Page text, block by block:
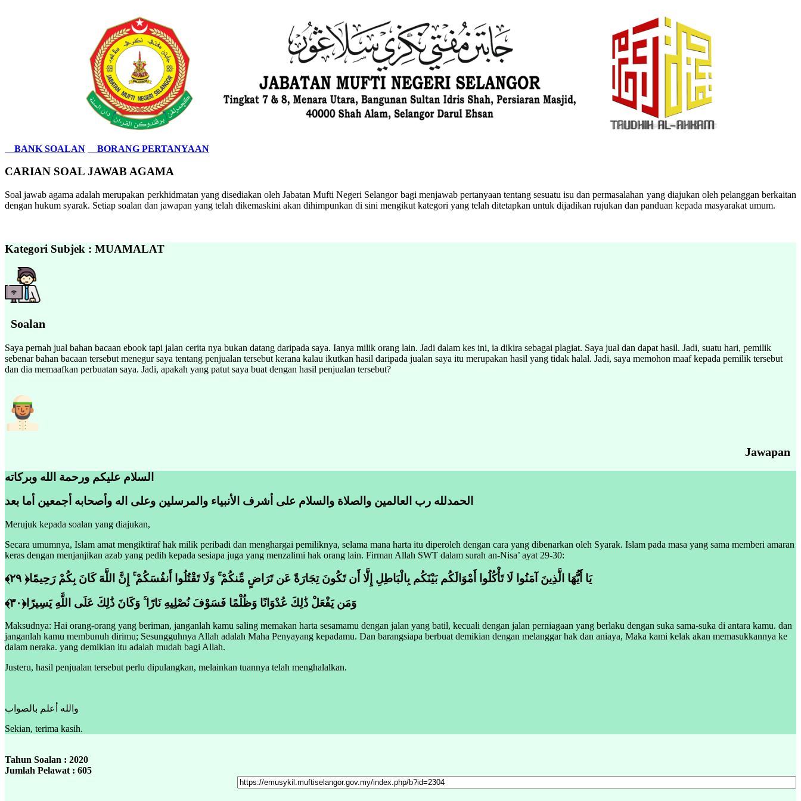
BANK SOALAN BORANG PERTANYAAN
CARIAN SOAL JAWAB AGAMA
Soal jawab agama adalah merupakan perkhidmatan yang disediakan oleh Jabatan Mufti Negeri Selangor bagi menjawab pertanyaan tentang sesuatu isu dan permasalahan yang diajukan oleh pelanggan berkaitan
dengan hukum syarak. Setiap soalan dan jawapan yang telah dikemaskini akan dihimpunkan di sini mengikut kategori yang telah ditetapkan untuk dijadikan rujukan dan panduan kepada masyarakat umum.
Kategori Subjek : MUAMALAT
Soalan
Saya pernah jual bahan bacaan ebook tapi jalan cerita nya bukan datang daripada saya. Ianya milik orang lain. Jadi dalam kes ini, ia dikira sebagai plagiat. Saya jual dan dapat hasil. Jadi, suatu hari, pemilik
sebenar bahan bacaan tersebut menegur saya tentang penjualan tersebut kerana kalau ikutkan hasil daripada jualan saya itu merupakan hasil yang tidak halal. Jadi, saya memohon maaf kepada pemilik tersebut
dan dia memaafkan perbuatan saya. Jadi, apakah yang patut saya buat dengan hasil penjualan tersebut?
Jawapan
السلام عليكم ورحمة الله وبركاته
الحمدلله رب العالمين والصلاة والسلام على أشرف الأنبياء والمرسلين وعلى اله وأصحابه أجمعين أما بعد
Merujuk kepada soalan yang diajukan,
Secara umumnya, Islam amat mengiktiraf hak milik peribadi dan menghargai pemiliknya, selama mana harta itu diperoleh dengan cara yang dibenarkan oleh Syarak. Islam pada masa yang sama memberi amaran
keras dengan menjanjikan azab yang pedih kepada sesiapa juga yang menzalimi hak orang lain. Firman Allah SWT dalam surah an-Nisa’ ayat 29-30:
﴾٢٩ ‎﴿يَا أَيُّهَا الَّذِينَ آمَنُوا لَا تَأْكُلُوا أَمْوَالَكُم بَيْنَكُم بِالْبَاطِلِ إِلَّا أَن تَكُونَ تِجَارَةً عَن تَرَاضٍ مِّنكُمْ ۚ وَلَا تَقْتُلُوا أَنفُسَكُمْ ۚ إِنَّ اللَّهَ كَانَ بِكُمْ رَحِيمًا
﴾٣٠‎﴿وَمَن يَفْعَلْ ذَٰلِكَ عُدْوَانًا وَظُلْمًا فَسَوْفَ نُصْلِيهِ نَارًا ۚ وَكَانَ ذَٰلِكَ عَلَى اللَّهِ يَسِيرًا
Maksudnya: Hai orang-orang yang beriman, janganlah kamu saling memakan harta sesamamu dengan jalan yang batil, kecuali dengan jalan perniagaan yang berlaku dengan suka sama-suka di antara kamu. dan
janganlah kamu membunuh dirimu; Sesungguhnya Allah adalah Maha Penyayang kepadamu. Dan barangsiapa berbuat demikian dengan melanggar hak dan aniaya, Maka kami kelak akan memasukkannya ke
dalam neraka. yang demikian itu adalah mudah bagi Allah.
Justeru, hasil penjualan tersebut perlu dipulangkan, melainkan tuannya telah menghalalkan.
والله أعلم بالصواب
Sekian, terima kasih.
Tahun Soalan : 2020
Jumlah Pelawat : 605